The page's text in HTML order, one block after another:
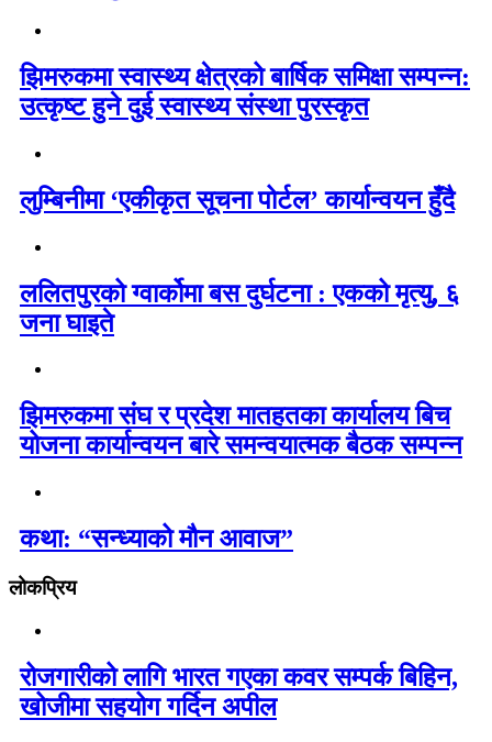
झिमरुकमा स्वास्थ्य क्षेत्रको बार्षिक समिक्षा सम्पन्न:
उत्कृष्ट हुने दुई स्वास्थ्य संस्था पुरस्कृत
लुम्बिनीमा ‘एकीकृत सूचना पोर्टल’ कार्यान्वयन हुँदै
ललितपुरको ग्वार्कोमा बस दुर्घटना : एकको मृत्यु, ६
जना घाइते
झिमरुकमा संघ र प्रदेश मातहतका कार्यालय बिच
योजना कार्यान्वयन बारे समन्वयात्मक बैठक सम्पन्न
कथा: “सन्ध्याको मौन आवाज”
लोकप्रिय
रोजगारीको लागि भारत गएका कवर सम्पर्क बिहिन,
खोजीमा सहयोग गर्दिन अपील